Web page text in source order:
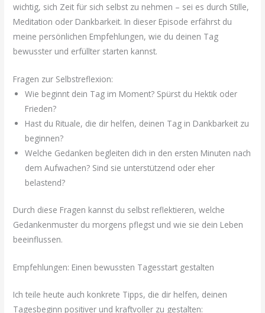
wichtig, sich Zeit für sich selbst zu nehmen – sei es durch Stille,
Meditation oder Dankbarkeit. In dieser Episode erfährst du
meine persönlichen Empfehlungen, wie du deinen Tag
bewusster und erfüllter starten kannst.
Fragen zur Selbstreflexion:
Wie beginnt dein Tag im Moment? Spürst du Hektik oder
Frieden?
Hast du Rituale, die dir helfen, deinen Tag in Dankbarkeit zu
beginnen?
Welche Gedanken begleiten dich in den ersten Minuten nach
dem Aufwachen? Sind sie unterstützend oder eher
belastend?
Durch diese Fragen kannst du selbst reflektieren, welche
Gedankenmuster du morgens pflegst und wie sie dein Leben
beeinflussen.
Empfehlungen: Einen bewussten Tagesstart gestalten
Ich teile heute auch konkrete Tipps, die dir helfen, deinen
Tagesbeginn positiver und kraftvoller zu gestalten: